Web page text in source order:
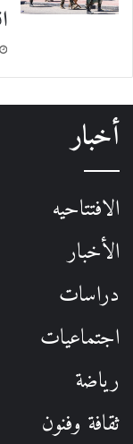
أخبار
الافتتاحيه
الأخبار
دراسات
اجتماعيات
رياضة
ثقافة وفنون